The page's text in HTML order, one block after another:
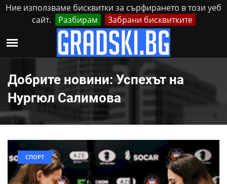
Ние използваме бисквитки за сърфирането в този уеб
сайт.
Разбирам Забрани бисквитките
Петък, 7 Август, 2026 Реклама Контакти
Добрите новини: Успехът на
Нургюл Салимова
СПОРТ